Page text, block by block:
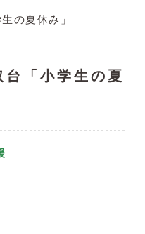
の夏休み」
「小学生の夏